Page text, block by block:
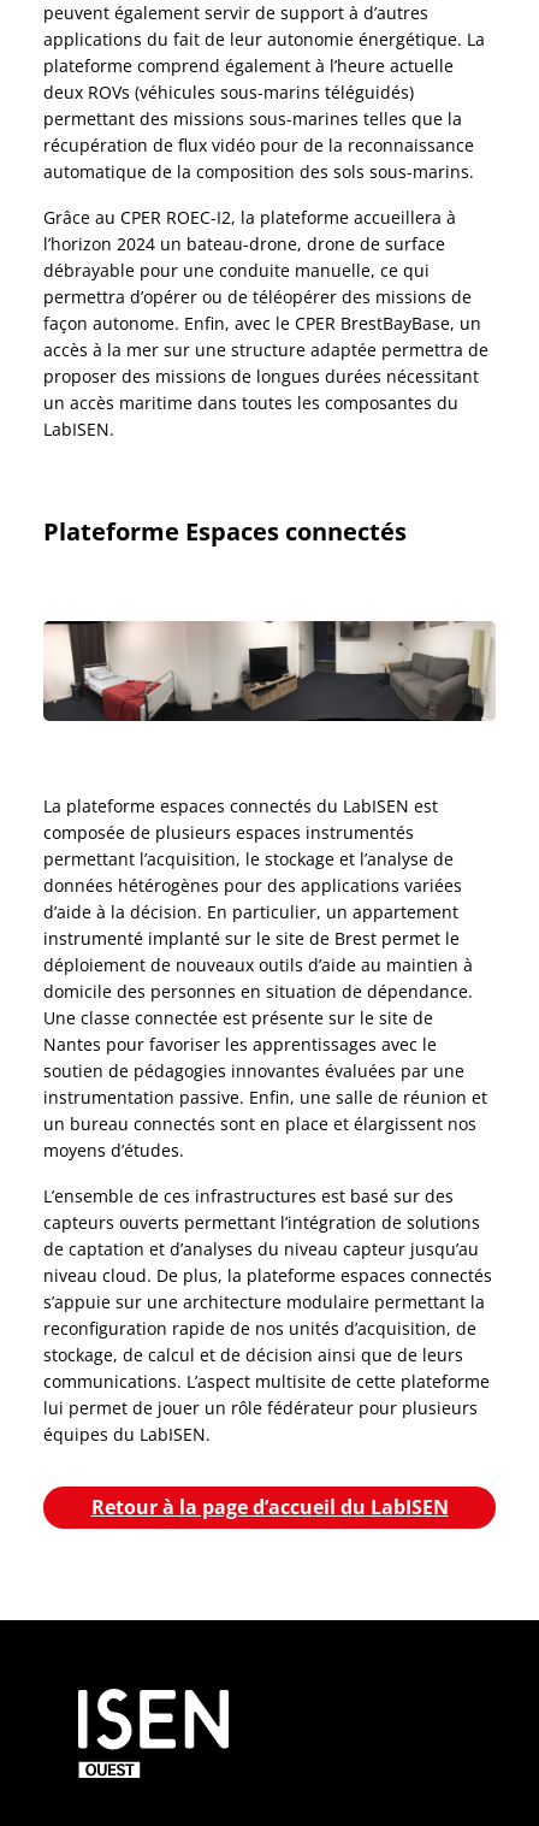
peuvent également servir de support à d’autres
applications du fait de leur autonomie énergétique. La
plateforme comprend également à l’heure actuelle
deux ROVs (véhicules sous-marins téléguidés)
permettant des missions sous-marines telles que la
récupération de flux vidéo pour de la reconnaissance
automatique de la composition des sols sous-marins.
Grâce au CPER ROEC-I2, la plateforme accueillera à
l’horizon 2024 un bateau-drone, drone de surface
débrayable pour une conduite manuelle, ce qui
permettra d’opérer ou de téléopérer des missions de
façon autonome. Enfin, avec le CPER BrestBayBase, un
accès à la mer sur une structure adaptée permettra de
proposer des missions de longues durées nécessitant
un accès maritime dans toutes les composantes du
LabISEN.
Plateforme Espaces connectés
La plateforme espaces connectés du LabISEN est
composée de plusieurs espaces instrumentés
permettant l’acquisition, le stockage et l’analyse de
données hétérogènes pour des applications variées
d’aide à la décision. En particulier, un appartement
instrumenté implanté sur le site de Brest permet le
déploiement de nouveaux outils d’aide au maintien à
domicile des personnes en situation de dépendance.
Une classe connectée est présente sur le site de
Nantes pour favoriser les apprentissages avec le
soutien de pédagogies innovantes évaluées par une
instrumentation passive. Enfin, une salle de réunion et
un bureau connectés sont en place et élargissent nos
moyens d’études.
L’ensemble de ces infrastructures est basé sur des
capteurs ouverts permettant l’intégration de solutions
de captation et d’analyses du niveau capteur jusqu’au
niveau cloud. De plus, la plateforme espaces connectés
s’appuie sur une architecture modulaire permettant la
reconfiguration rapide de nos unités d’acquisition, de
stockage, de calcul et de décision ainsi que de leurs
communications. L’aspect multisite de cette plateforme
lui permet de jouer un rôle fédérateur pour plusieurs
équipes du LabISEN.
Retour à la page d’accueil du LabISEN